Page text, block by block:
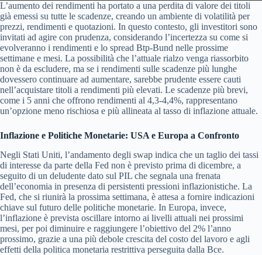
L’aumento dei rendimenti ha portato a una perdita di valore dei titoli
già emessi su tutte le scadenze, creando un ambiente di volatilità per
prezzi, rendimenti e quotazioni. In questo contesto, gli investitori sono
invitati ad agire con prudenza, considerando l’incertezza su come si
evolveranno i rendimenti e lo spread Btp-Bund nelle prossime
settimane e mesi. La possibilità che l’attuale rialzo venga riassorbito
non è da escludere, ma se i rendimenti sulle scadenze più lunghe
dovessero continuare ad aumentare, sarebbe prudente essere cauti
nell’acquistare titoli a rendimenti più elevati. Le scadenze più brevi,
come i 5 anni che offrono rendimenti al 4,3-4,4%, rappresentano
un’opzione meno rischiosa e più allineata al tasso di inflazione attuale.
Inflazione e Politiche Monetarie: USA e Europa a Confronto
Negli Stati Uniti, l’andamento degli swap indica che un taglio dei tassi
di interesse da parte della Fed non è previsto prima di dicembre, a
seguito di un deludente dato sul PIL che segnala una frenata
dell’economia in presenza di persistenti pressioni inflazionistiche. La
Fed, che si riunirà la prossima settimana, è attesa a fornire indicazioni
chiave sul futuro delle politiche monetarie. In Europa, invece,
l’inflazione è prevista oscillare intorno ai livelli attuali nei prossimi
mesi, per poi diminuire e raggiungere l’obiettivo del 2% l’anno
prossimo, grazie a una più debole crescita del costo del lavoro e agli
effetti della politica monetaria restrittiva perseguita dalla Bce.